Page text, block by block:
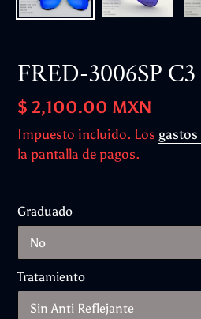
FRED-3006SP C3
Precio
habitual
$ 2,100.00 MXN
Impuesto incluido. Los gastos
la pantalla de pagos.
Graduado
Tratamiento